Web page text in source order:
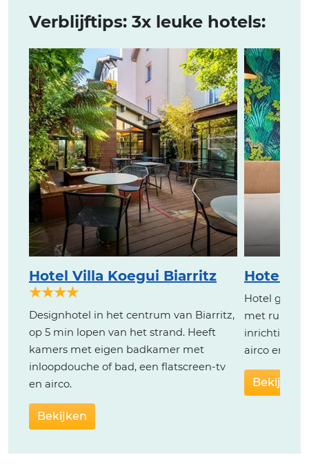
Verblijftips: 3x leuke hotels:
Hotel Villa Koegui Biarritz
★★★★
Designhotel in het centrum van Biarritz,
op 5 min lopen van het strand. Heeft
kamers met eigen badkamer met
inloopdouche of bad, een flatscreen-tv
en airco.
Bekijken
Hotel
Hotel
met ruime
inrichting.
airco en
Bekijken